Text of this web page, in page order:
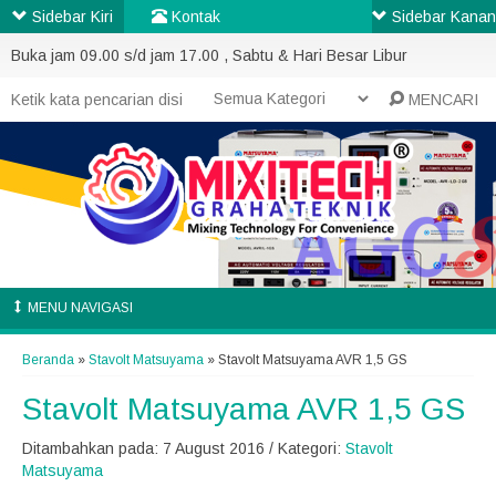
Buka jam 09.00 s/d jam 17.00 , Sabtu & Hari Besar Libur
MENCARI
MENU NAVIGASI
Beranda » Stavolt Matsuyama » Stavolt Matsuyama AVR 1,5 GS
Stavolt Matsuyama AVR 1,5 GS
Ditambahkan pada: 7 August 2016 / Kategori: Stavolt
Matsuyama
Sidebar Kiri Kontak Sidebar Kanan